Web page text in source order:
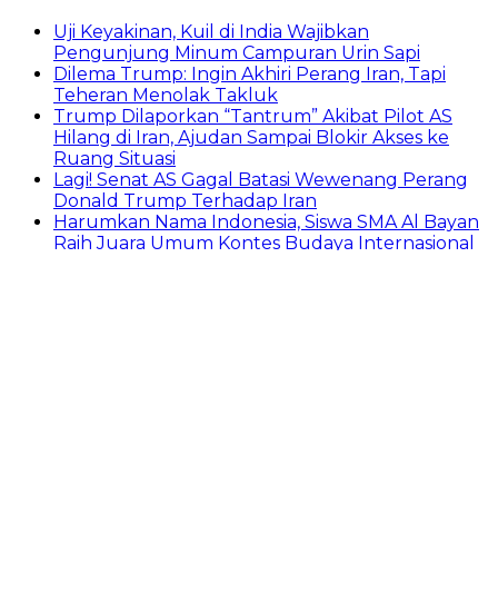
Uji Keyakinan, Kuil di India Wajibkan
Pengunjung Minum Campuran Urin Sapi
Dilema Trump: Ingin Akhiri Perang Iran, Tapi
Teheran Menolak Takluk
Trump Dilaporkan “Tantrum” Akibat Pilot AS
Hilang di Iran, Ajudan Sampai Blokir Akses ke
Ruang Situasi
Lagi! Senat AS Gagal Batasi Wewenang Perang
Donald Trump Terhadap Iran
Harumkan Nama Indonesia, Siswa SMA Al Bayan
Raih Juara Umum Kontes Budaya Internasional